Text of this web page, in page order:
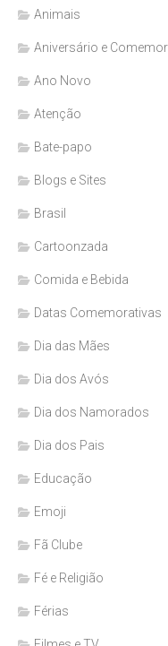
Animais
Aniversário e
Ano Novo
Atenção
Bate-papo
Blogs e Sites
Brasil
Cartoonzada
Comida e Bebida
Datas Comemorativas
Dia das Mães
Dia dos Avós
Dia dos Namorados
Dia dos Pais
Educação
Emoji
Fã Clube
Fé e Religião
Férias